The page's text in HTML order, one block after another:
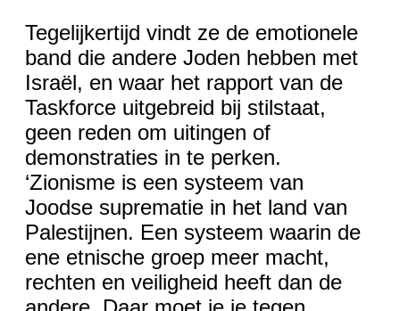
Tegelijkertijd vindt ze de emotionele
band die andere Joden hebben met
Israël, en waar het rapport van de
Taskforce uitgebreid bij stilstaat,
geen reden om uitingen of
demonstraties in te perken.
‘Zionisme is een systeem van
Joodse suprematie in het land van
Palestijnen. Een systeem waarin de
ene etnische groep meer macht,
rechten en veiligheid heeft dan de